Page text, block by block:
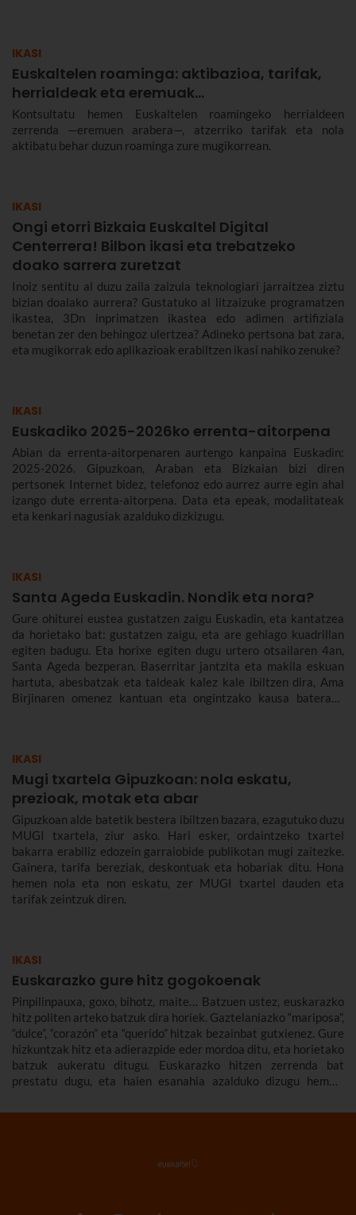
IKASI
Euskaltelen roaminga: aktibazioa, tarifak,
herrialdeak eta eremuak…
Kontsultatu hemen Euskaltelen roamingeko herrialdeen
zerrenda —eremuen arabera—, atzerriko tarifak eta nola
aktibatu behar duzun roaminga zure mugikorrean.
IKASI
Ongi etorri Bizkaia Euskaltel Digital
Centerrera! Bilbon ikasi eta trebatzeko
doako sarrera zuretzat
Inoiz sentitu al duzu zaila zaizula teknologiari jarraitzea ziztu
bizian doalako aurrera? Gustatuko al litzaizuke programatzen
ikastea, 3Dn inprimatzen ikastea edo adimen artifiziala
benetan zer den behingoz ulertzea? Adineko pertsona bat zara,
eta mugikorrak edo aplikazioak erabiltzen ikasi nahiko zenuke?
IKASI
Euskadiko 2025-2026ko errenta-aitorpena
Abian da errenta-aitorpenaren aurtengo kanpaina Euskadin:
2025-2026. Gipuzkoan, Araban eta Bizkaian bizi diren
pertsonek Internet bidez, telefonoz edo aurrez aurre egin ahal
izango dute errenta-aitorpena. Data eta epeak, modalitateak
eta kenkari nagusiak azalduko dizkizugu.
IKASI
Santa Ageda Euskadin. Nondik eta nora?
Gure ohiturei eustea gustatzen zaigu Euskadin, eta kantatzea
da horietako bat: gustatzen zaigu, eta are gehiago kuadrillan
egiten badugu. Eta horixe egiten dugu urtero otsailaren 4an,
Santa Ageda bezperan. Baserritar jantzita eta makila eskuan
hartuta, abesbatzak eta taldeak kalez kale ibiltzen dira, Ama
Birjinaren omenez kantuan eta ongintzako kausa baterako
IKASI
Mugi txartela Gipuzkoan: nola eskatu,
prezioak, motak eta abar
Gipuzkoan alde batetik bestera ibiltzen bazara, ezagutuko duzu
MUGI txartela, ziur asko. Hari esker, ordaintzeko txartel
bakarra erabiliz edozein garraiobide publikotan mugi zaitezke.
Gainera, tarifa bereziak, deskontuak eta hobariak ditu. Hona
hemen nola eta non eskatu, zer MUGI txartel dauden eta
tarifak zeintzuk diren.
IKASI
Euskarazko gure hitz gogokoenak
Pinpilinpauxa, goxo, bihotz, maite… Batzuen ustez, euskarazko
hitz politen arteko batzuk dira horiek. Gaztelaniazko “mariposa”,
“dulce”, “corazón” eta “querido” hitzak bezainbat gutxienez. Gure
hizkuntzak hitz eta adierazpide eder mordoa ditu, eta horietako
batzuk aukeratu ditugu. Euskarazko hitzen zerrenda bat
prestatu dugu, eta haien esanahia azalduko dizugu hemen.
ere bildu ditugu, euskarazko hiztegia zabaltzen lagundu